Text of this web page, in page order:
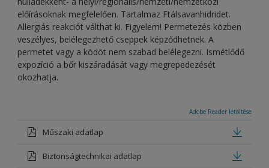
előírásoknak megfelelően. Tartalmaz Ftálsavanhidridet.
Allergiás reakciót válthat ki. Figyelem! Permetezés közben
veszélyes, belélegezhető cseppek képződhetnek. A
permetet vagy a ködöt nem szabad belélegezni. Ismétlődő
expozíció a bőr kiszáradását vagy megrepedezését
okozhatja.
Adobe Reader letöltése
Műszaki adatlap
Biztonságtechnikai adatlap